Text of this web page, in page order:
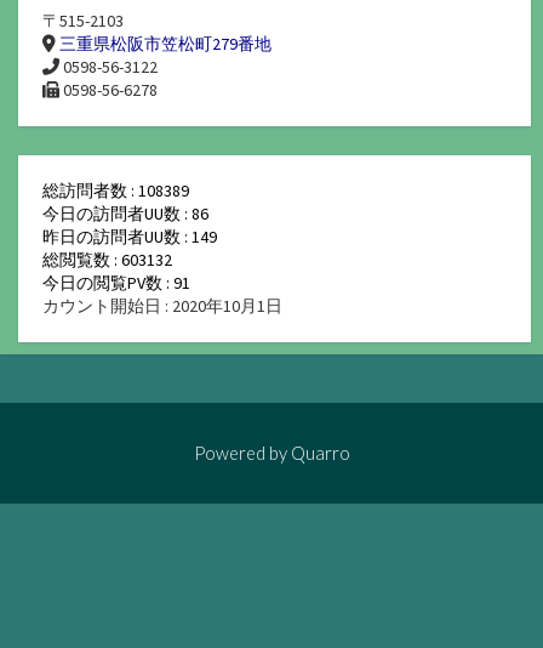
〒515-2103
三重県松阪市笠松町279番地
0598-56-3122
0598-56-6278
総訪問者数 : 108389
今日の訪問者UU数 : 86
昨日の訪問者UU数 : 149
総閲覧数 : 603132
今日の閲覧PV数 : 91
カウント開始日 : 2020年10月1日
Powered by Quarro